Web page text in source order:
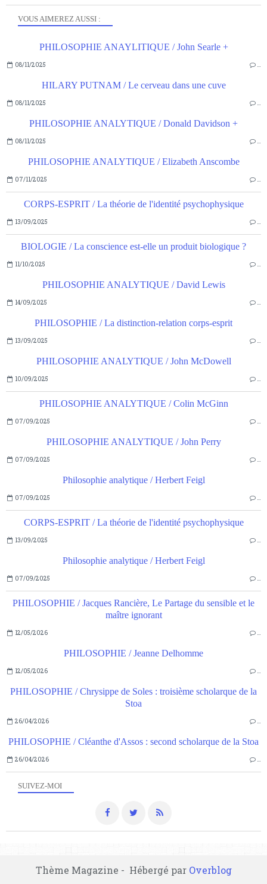
SUIVEZ-MOI
VOUS AIMEREZ AUSSI :
PHILOSOPHIE ANAYLITIQUE / John Searle +
08/11/2025 …
HILARY PUTNAM / Le cerveau dans une cuve
08/11/2025 …
PHILOSOPHIE ANALYTIQUE / Donald Davidson +
08/11/2025 …
PHILOSOPHIE ANALYTIQUE / Elizabeth Anscombe
07/11/2025 …
CORPS-ESPRIT / La théorie de l'identité psychophysique
13/09/2025 …
BIOLOGIE / La conscience est-elle un produit biologique ?
11/10/2025 …
PHILOSOPHIE ANALYTIQUE / David Lewis
14/09/2025 …
PHILOSOPHIE / La distinction-relation corps-esprit
13/09/2025 …
PHILOSOPHIE ANALYTIQUE / John McDowell
10/09/2025 …
PHILOSOPHIE ANALYTIQUE / Colin McGinn
07/09/2025 …
PHILOSOPHIE ANALYTIQUE / John Perry
07/09/2025 …
Philosophie analytique / Herbert Feigl
07/09/2025 …
CORPS-ESPRIT / La théorie de l'identité psychophysique
13/09/2025 …
Philosophie analytique / Herbert Feigl
07/09/2025 …
PHILOSOPHIE / Jacques Rancière, Le Partage du sensible et le
maître ignorant
12/05/2026 …
PHILOSOPHIE / Jeanne Delhomme
12/05/2026 …
PHILOSOPHIE / Chrysippe de Soles : troisième scholarque de la
Stoa
26/04/2026 …
PHILOSOPHIE / Cléanthe d'Assos : second scholarque de la Stoa
26/04/2026 …
Thème Magazine - Hébergé par Overblog